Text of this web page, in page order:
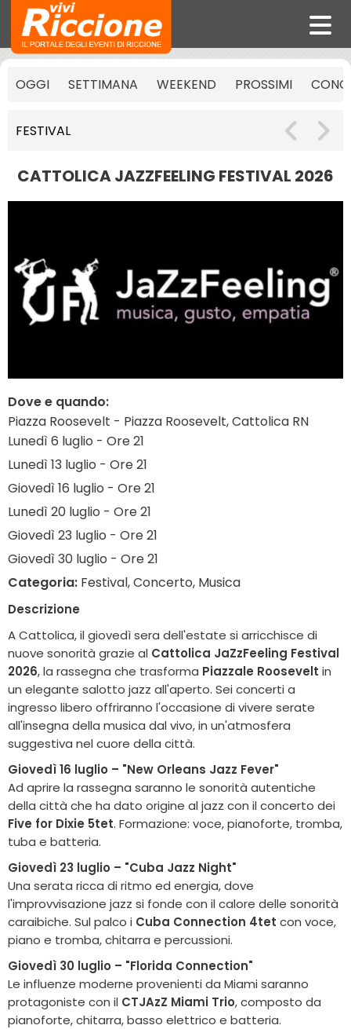
OGGI SETTIMANA WEEKEND PROSSIMI
FESTIVAL
CATTOLICA JAZZFEELING FESTIVAL 2026
Dove e quando:
Piazza Roosevelt - Piazza Roosevelt, Cattolica RN
Lunedì 6 luglio - Ore 21
Lunedì 13 luglio - Ore 21
Giovedì 16 luglio - Ore 21
Lunedì 20 luglio - Ore 21
Giovedì 23 luglio - Ore 21
Giovedì 30 luglio - Ore 21
Categoria: Festival, Concerto, Musica
Descrizione
A Cattolica, il giovedì sera dell'estate si arricchisce di
nuove sonorità grazie al Cattolica JaZzFeeling Festival
2026, la rassegna che trasforma Piazzale Roosevelt in
un elegante salotto jazz all'aperto. Sei concerti a
ingresso libero offriranno l'occasione di vivere serate
all'insegna della musica dal vivo, in un'atmosfera
suggestiva nel cuore della città.
Giovedì 16 luglio – "New Orleans Jazz Fever"
Ad aprire la rassegna saranno le sonorità autentiche
della città che ha dato origine al jazz con il concerto dei
Five for Dixie 5tet. Formazione: voce, pianoforte, tromba,
tuba e batteria.
Giovedì 23 luglio – "Cuba Jazz Night"
Una serata ricca di ritmo ed energia, dove
l'improvvisazione jazz si fonde con il calore delle sonorità
caraibiche. Sul palco i Cuba Connection 4tet con voce,
piano e tromba, chitarra e percussioni.
Giovedì 30 luglio – "Florida Connection"
Le influenze moderne provenienti da Miami saranno
protagoniste con il CTJAzZ Miami Trio, composto da
pianoforte, chitarra, basso elettrico e batteria.